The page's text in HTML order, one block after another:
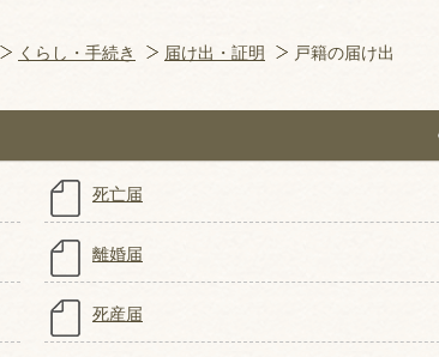
くらし・手続き 届け出・証明 戸籍の届け出
死亡届
離婚届
死産届